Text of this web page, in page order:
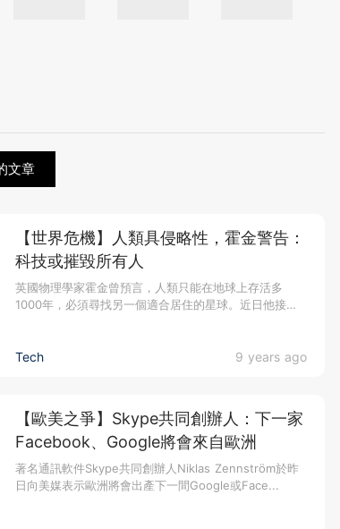
文章
Tech 9 years ago
【世界危機】人類具侵略性，霍金警告：
科技或摧毀所有人
英國物理學家霍金曾預言，人類只能在地球上存活多
1000年，必須尋找另一個適合居住的星球。近日他接受
【歐美之爭】Skype共同創辦人：下一家
Facebook、Google將會來自歐洲
著名通訊軟件Skype共同創辦人Niklas Zennström於昨
日向美媒表示歐洲將會出產下一間Google或Face...